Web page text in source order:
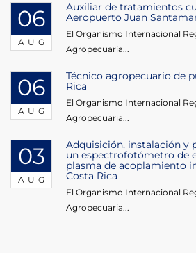
06
AUG
Auxiliar de tratamientos
Aeropuerto Juan
El Organismo Internacional
Agropecuaria...
06
AUG
Técnico agropecuario de
Rica
El Organismo Internacional
Agropecuaria...
03
AUG
Adquisición, instalación y
un espectrofotómetro de
plasma de acoplamiento
Costa Rica
El Organismo Internacional
Agropecuaria...